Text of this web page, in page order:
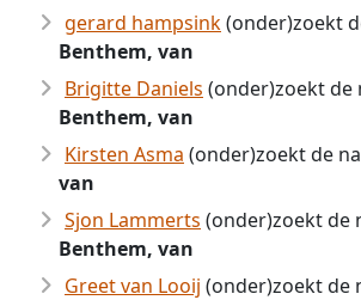
gerard hampsink(onder)zoekt
Benthem, van
Brigitte Daniels (onder)zoekt de
Benthem, van
Kirsten Asma (onder)zoekt de
van
Sjon Lammerts (onder)zoekt de
Benthem, van
Greet van Looij (onder)zoekt de